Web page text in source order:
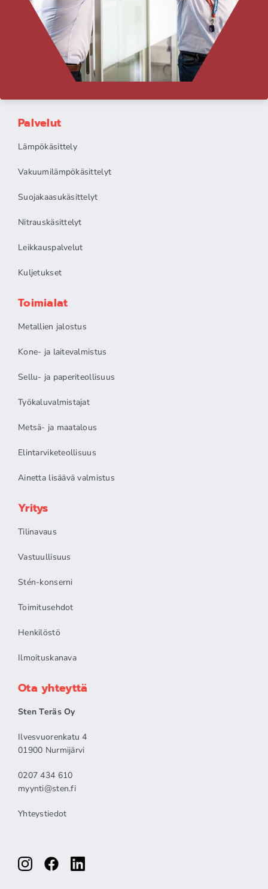
Palvelut
Lämpökäsittely
Vakuumilämpökäsittelyt
Suojakaasukäsittelyt
Nitrauskäsittelyt
Leikkauspalvelut
Kuljetukset
Toimialat
Metallien jalostus
Kone- ja laitevalmistus
Sellu- ja paperiteollisuus
Työkaluvalmistajat
Metsä- ja maatalous
Elintarviketeollisuus
Ainetta lisäävä valmistus
Yritys
Tilinavaus
Vastuullisuus
Stén-konserni
Toimitusehdot
Henkilöstö
Ilmoituskanava
Ota yhteyttä
Sten Teräs Oy
Ilvesvuorenkatu 4
01900 Nurmijärvi
0207 434 610
myynti@sten.fi
Yhteystiedot